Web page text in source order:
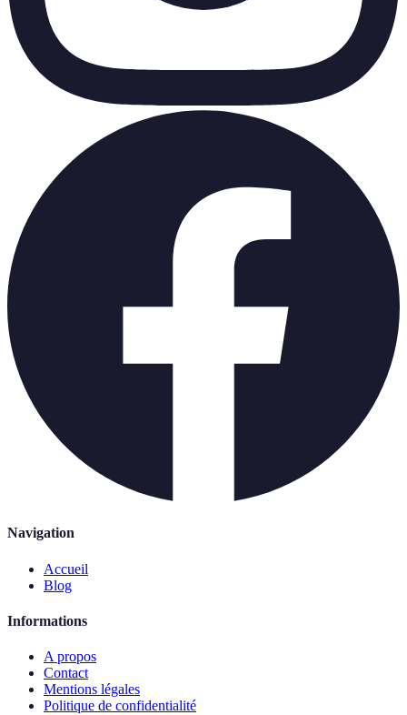
Navigation
Accueil
Blog
Informations
A propos
Contact
Mentions légales
Politique de confidentialité